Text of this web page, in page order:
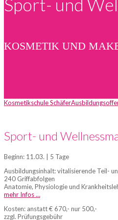
Sport- und
KOSMETIK UND
Kosmetikschule Schäfer
Sport- und
Beginn: 11.03. | 5 Tage
Ausbildungsinhalt: vitalisierende Teil-
240 Griffabfolgen
Anatomie, Physiologie und
mehr Infos …
Kosten: anstatt € 670,- nur 500,-
zzgl. Prüfungsgebühr